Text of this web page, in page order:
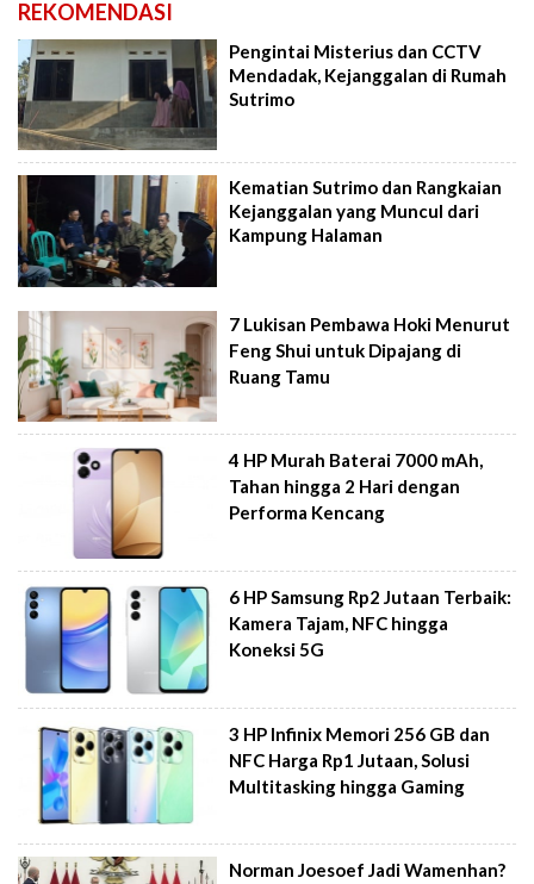
REKOMENDASI
Pengintai Misterius dan CCTV
Mendadak, Kejanggalan di Rumah
Sutrimo
Kematian Sutrimo dan Rangkaian
Kejanggalan yang Muncul dari
Kampung Halaman
7 Lukisan Pembawa Hoki Menurut
Feng Shui untuk Dipajang di
Ruang Tamu
4 HP Murah Baterai 7000 mAh,
Tahan hingga 2 Hari dengan
Performa Kencang
6 HP Samsung Rp2 Jutaan Terbaik:
Kamera Tajam, NFC hingga
Koneksi 5G
3 HP Infinix Memori 256 GB dan
NFC Harga Rp1 Jutaan, Solusi
Multitasking hingga Gaming
Norman Joesoef Jadi Wamenhan?